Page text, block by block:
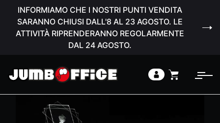
INFORMIAMO CHE I NOSTRI PUNTI VENDITA
SARANNO CHIUSI DALL'8 AL 23 AGOSTO. LE
ATTIVITÀ RIPRENDERANNO REGOLARMENTE
DAL 24 AGOSTO.